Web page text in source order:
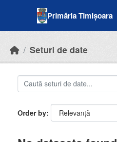
Primăria Timișoara
Seturi de date
Order by